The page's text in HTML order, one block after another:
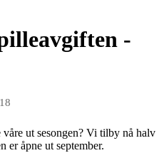
-
ut sesongen? Vi tilby nå halv
er åpne ut september.